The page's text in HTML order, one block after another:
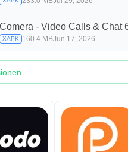
Comera - Video Calls & Chat
XAPK 160.4 MBJun 17, 2026